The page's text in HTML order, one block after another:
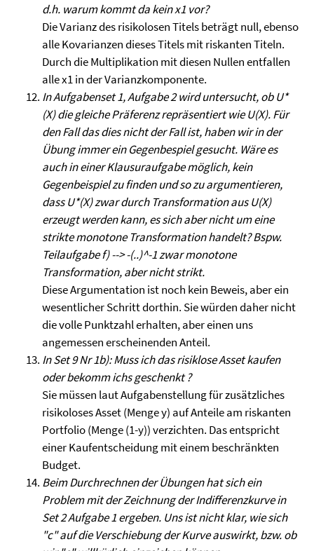
d.h. warum kommt da kein x1 vor?
Die Varianz des risikolosen Titels beträgt null, ebenso
alle Kovarianzen dieses Titels mit riskanten Titeln.
Durch die Multiplikation mit diesen Nullen entfallen
alle x1 in der Varianzkomponente.
In Aufgabenset 1, Aufgabe 2 wird untersucht, ob U*
(X) die gleiche Präferenz repräsentiert wie U(X). Für
den Fall das dies nicht der Fall ist, haben wir in der
Übung immer ein Gegenbespiel gesucht. Wäre es
auch in einer Klausuraufgabe möglich, kein
Gegenbeispiel zu finden und so zu argumentieren,
dass U*(X) zwar durch Transformation aus U(X)
erzeugt werden kann, es sich aber nicht um eine
strikte monotone Transformation handelt? Bspw.
Teilaufgabe f) --> -(..)^-1 zwar monotone
Transformation, aber nicht strikt.
Diese Argumentation ist noch kein Beweis, aber ein
wesentlicher Schritt dorthin. Sie würden daher nicht
die volle Punktzahl erhalten, aber einen uns
angemessen erscheinenden Anteil.
In Set 9 Nr 1b): Muss ich das risiklose Asset kaufen
oder bekomm ichs geschenkt ?
Sie müssen laut Aufgabenstellung für zusätzliches
risikoloses Asset (Menge y) auf Anteile am riskanten
Portfolio (Menge (1-y)) verzichten. Das entspricht
einer Kaufentscheidung mit einem beschränkten
Budget.
Beim Durchrechnen der Übungen hat sich ein
Problem mit der Zeichnung der Indifferenzkurve in
Set 2 Aufgabe 1 ergeben. Uns ist nicht klar, wie sich
"c" auf die Verschiebung der Kurve auswirkt, bzw. ob